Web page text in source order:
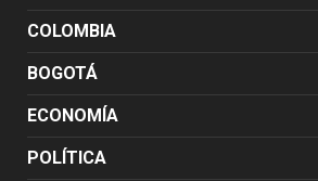
COLOMBIA
BOGOTÁ
ECONOMÍA
POLÍTICA